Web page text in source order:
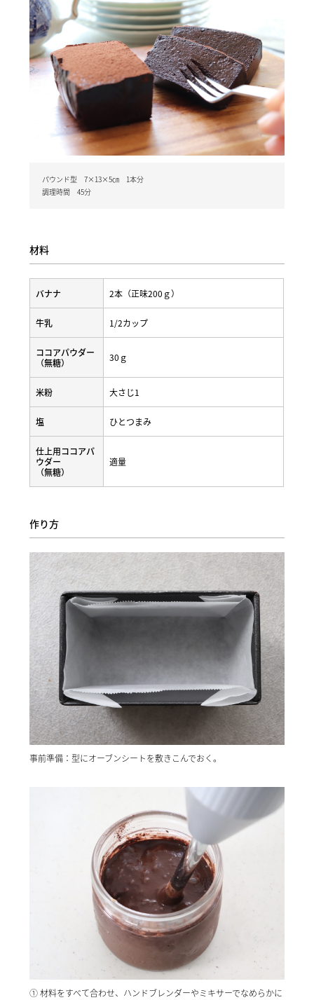
パウンド型 7×13×5㎝ 1本分
調理時間 45分
材料
バナナ 2本（正味200ｇ）
牛乳 1/2カップ
ココアパウダー
（無糖）
30ｇ
米粉 大さじ1
塩 ひとつまみ
仕上用ココアパ
ウダー
（無糖）
適量
作り方
事前準備：型にオーブンシートを敷きこんでおく。
① 材料をすべて合わせ、ハンドブレンダーやミキサーでなめらかに